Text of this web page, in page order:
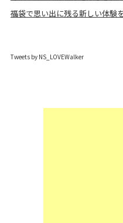
福袋で思い出に残る新しい体験
Tweets by NS_LOVEWalker